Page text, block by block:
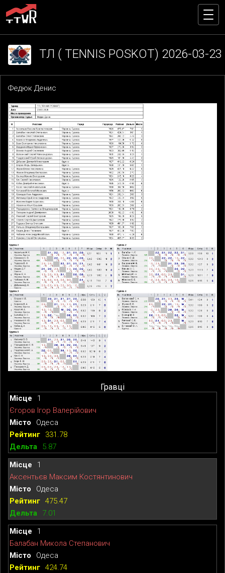
ТЛ ( TENNIS POSKOT) 2026-03-23
Федюк Денис
Гравці
1
Єгоров Ігор Валерійович
Одеса
331.78
5.87
1
Аксентьєв Максим Костянтинович
Одеса
475.47
7.01
1
Балабан Микола Степанович
Одеса
424.74